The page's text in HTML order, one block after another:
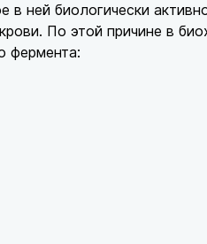
в ней биологически
По этой причине в
фермента: